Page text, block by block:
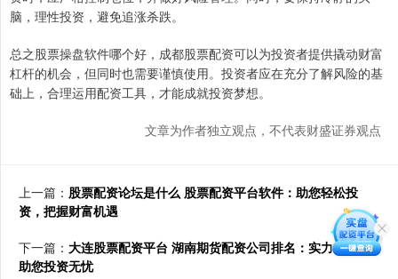
脑，理性投资，避免追涨杀跌。
总之股票操盘软件哪个好，成都股票配资可以为投资者提供撬动财富
杠杆的机会，但同时也需要谨慎使用。投资者应在充分了解风险的基
础上，合理运用配资工具，才能成就投资梦想。
文章为作者独立观点，不代表财盛证券观点
上一篇： 股票配资论坛是什么 股票配资平台软件：助您轻松投
资，把握财富机遇
下一篇： 大连股票配资平台 湖南期货配资公司排名：实力雄厚，
助您投资无忧